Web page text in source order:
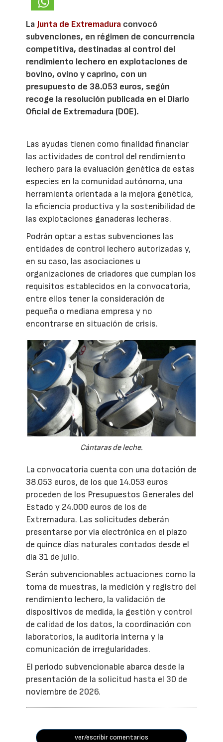
LaJunta de Extremadura convocó
subvenciones, en régimen de concurrencia
competitiva, destinadas al control del
rendimiento lechero en explotaciones de
bovino, ovino y caprino, con un
presupuesto de 38.053 euros, según
recoge la resolución publicada en el Diario
Oficial de Extremadura (DOE).
Las ayudas tienen como finalidad financiar
las actividades de control del rendimiento
lechero para la evaluación genética de estas
especies en la comunidad autónoma, una
herramienta orientada a la mejora genética,
la eficiencia productiva y la sostenibilidad de
las explotaciones ganaderas lecheras.
Podrán optar a estas subvenciones las
entidades de control lechero autorizadas y,
en su caso, las asociaciones u
organizaciones de criadores que cumplan los
requisitos establecidos en la convocatoria,
entre ellos tener la consideración de
pequeña o mediana empresa y no
encontrarse en situación de crisis.
Cántaras de leche.
La convocatoria cuenta con una dotación de
38.053 euros, de los que 14.053 euros
proceden de los Presupuestos Generales del
Estado y 24.000 euros de los de
Extremadura. Las solicitudes deberán
presentarse por vía electrónica en el plazo
de quince días naturales contados desde el
día 31 de julio.
Serán subvencionables actuaciones como la
toma de muestras, la medición y registro del
rendimiento lechero, la validación de
dispositivos de medida, la gestión y control
de calidad de los datos, la coordinación con
laboratorios, la auditoría interna y la
comunicación de irregularidades.
El periodo subvencionable abarca desde la
presentación de la solicitud hasta el 30 de
noviembre de 2026.
ver/escribir comentarios